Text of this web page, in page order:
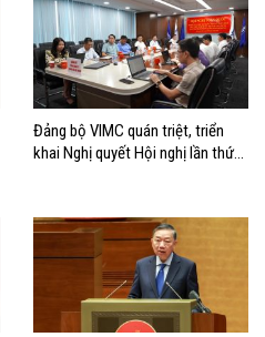
Đảng bộ VIMC quán triệt, triển
khai Nghị quyết Hội nghị lần thứ